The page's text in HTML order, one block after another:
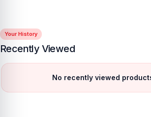
Your History
Recently Viewed
No recently viewed